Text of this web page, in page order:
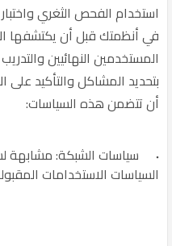
استخدام الفحص الثغري
في أنظمتك قبل أن يكتشفها
المستخدمين النهائيين
بتحديد المشاكل والتأكيد على
أن تتضمن هذه السياسات:
السياسات الاستخدامات